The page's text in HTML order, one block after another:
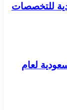
للتخصصات
لعام